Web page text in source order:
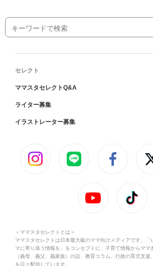
セレクト
ママスタセレクトQ&A
ライター募集
イラストレーター募集
＜ママスタセレクトとは＞
ママスタセレクトは日本最大級のママ向けメディアです。「
マに寄り添う情報を」をコンセプトに、子育て情報からママ
（義母、義父、義家族）の話、教育コラム、行政の育児支
を日々配信しています。